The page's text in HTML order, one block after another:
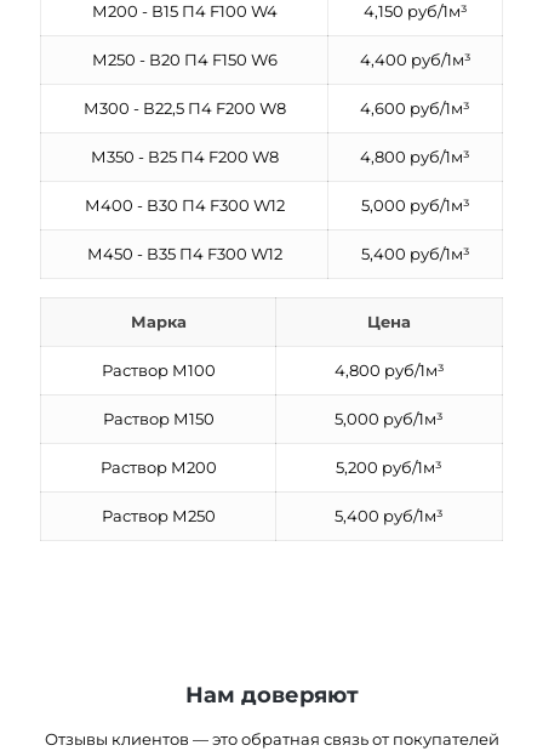
М200 - В15 П4 F100 W4 4,150 руб/1м³
М250 - В20 П4 F150 W6 4,400 руб/1м³
М300 - В22,5 П4 F200 W8 4,600 руб/1м³
М350 - В25 П4 F200 W8 4,800 руб/1м³
М400 - В30 П4 F300 W12 5,000 руб/1м³
М450 - В35 П4 F300 W12 5,400 руб/1м³
Марка Цена
Раствор М100 4,800 руб/1м³
Раствор М150 5,000 руб/1м³
Раствор М200 5,200 руб/1м³
Раствор М250 5,400 руб/1м³
Нам доверяют
Отзывы клиентов — это обратная связь от покупателей